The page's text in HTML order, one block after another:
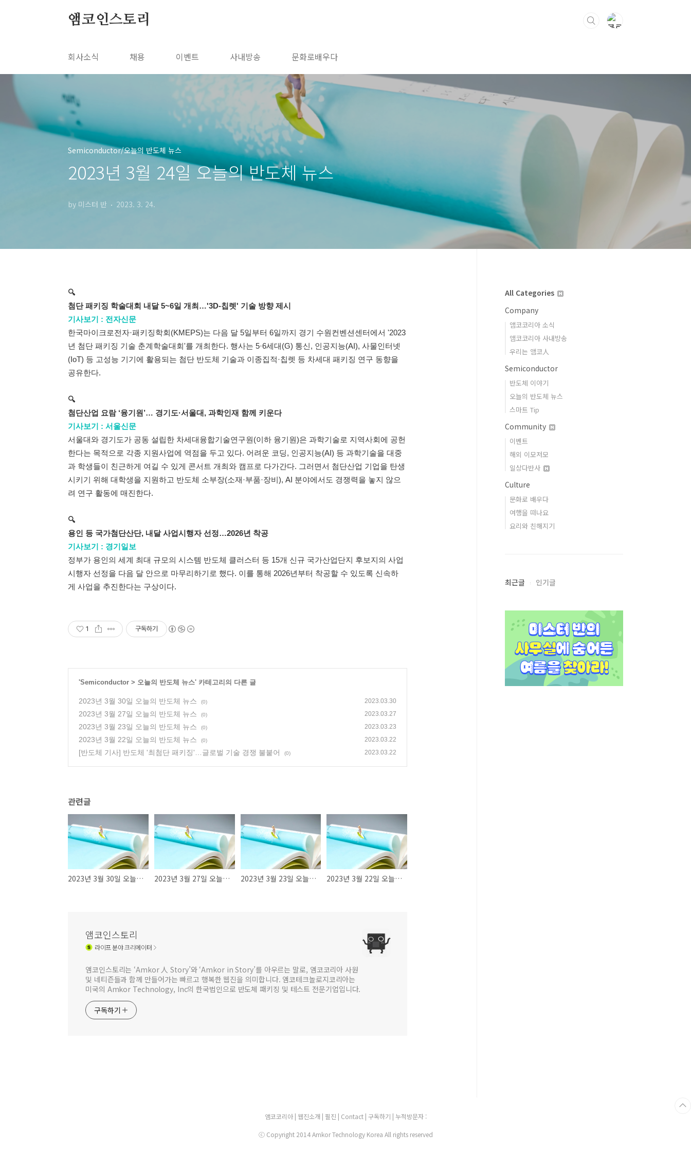
앰코인스토리
회사소식 채용 이벤트 사내방송 문화로배우다
Semiconductor/오늘의 반도체 뉴스
2023년 3월 24일 오늘의 반도체 뉴스
by 미스터 반 2023. 3. 24.
🔍
첨단 패키징 학술대회 내달 5~6일 개최…'3D-칩렛' 기술 방향 제시
기사보기 : 전자신문
한국마이크로전자·패키징학회(KMEPS)는 다음 달 5일부터 6일까지 경기 수원컨벤션센터에서 '2023
년 첨단 패키징 기술 춘계학술대회'를 개최한다. 행사는 5·6세대(G) 통신, 인공지능(AI), 사물인터넷
(IoT) 등 고성능 기기에 활용되는 첨단 반도체 기술과 이종집적·칩렛 등 차세대 패키징 연구 동향을
공유한다.
🔍
첨단산업 요람 ‘융기원’… 경기도·서울대, 과학인재 함께 키운다
기사보기 : 서울신문
서울대와 경기도가 공동 설립한 차세대융합기술연구원(이하 융기원)은 과학기술로 지역사회에 공헌
한다는 목적으로 각종 지원사업에 역점을 두고 있다. 어려운 코딩, 인공지능(AI) 등 과학기술을 대중
과 학생들이 친근하게 여길 수 있게 콘서트 개최와 캠프로 다가간다. 그러면서 첨단산업 기업을 탄생
시키기 위해 대학생을 지원하고 반도체 소부장(소재·부품·장비), AI 분야에서도 경쟁력을 놓지 않으
려 연구 활동에 매진한다.
🔍
용인 등 국가첨단산단, 내달 사업시행자 선정…2026년 착공
기사보기 : 경기일보
정부가 용인의 세계 최대 규모의 시스템 반도체 클러스터 등 15개 신규 국가산업단지 후보지의 사업
시행자 선정을 다음 달 안으로 마무리하기로 했다. 이를 통해 2026년부터 착공할 수 있도록 신속하
게 사업을 추진한다는 구상이다.
1 구독하기
'Semiconductor > 오늘의 반도체 뉴스' 카테고리의 다른 글
2023년 3월 30일 오늘의 반도체 뉴스 (0) 2023.03.30
2023년 3월 27일 오늘의 반도체 뉴스 (0) 2023.03.27
2023년 3월 23일 오늘의 반도체 뉴스 (0) 2023.03.23
2023년 3월 22일 오늘의 반도체 뉴스 (0) 2023.03.22
[반도체 기사] 반도체 '최첨단 패키징'…글로벌 기술 경쟁 불붙어 (0) 2023.03.22
관련글
2023년 3월 30일 오늘의 반도체 뉴스 2023년 3월 27일 오늘의 반도체 뉴스 2023년 3월 23일 오늘의 반도체 뉴스 2023년 3월 22일 오늘의 반도체 뉴스
앰코인스토리
라이프분야 크리에이터
앰코인스토리는 ‘Amkor 人 Story’와 ‘Amkor in Story’를 아우르는 말로, 앰코코리아 사원
및 네티즌들과 함께 만들어가는 빠르고 행복한 웹진을 의미합니다. 앰코테크놀로지코리아는
미국의 Amkor Technology, Inc의 한국법인으로 반도체 패키징 및 테스트 전문기업입니다.
구독하기
All Categories
Company
앰코코리아 소식
앰코코리아 사내방송
우리는 앰코人
Semiconductor
반도체 이야기
오늘의 반도체 뉴스
스마트 Tip
Community
이벤트
해외 이모저모
일상다반사
Culture
문화로 배우다
여행을 떠나요
요리와 친해지기
최근글 인기글
앰코코리아| 웹진소개 | 필진 | Contact | 구독하기 | 누적방문자 :
ⓒ Copyright 2014 Amkor Technology Korea All rights reserved